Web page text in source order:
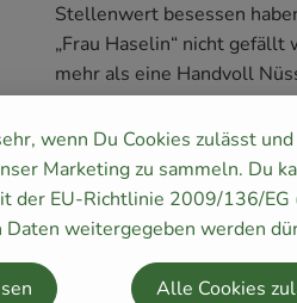
Stellenwert besessen
„Frau Haselin“ nicht
mehr als eine Handvoll
Was ist drin?
Der tägliche Verzehr von
ausgewogenen Ernährung
Polyphenole und
und auf Herz, Nerven und
wenn Du Cookies zulässt und
Marketing zu sammeln. Du
der EU-Richtlinie 2009/136/EG
weitergegeben werden
Alle Cookies